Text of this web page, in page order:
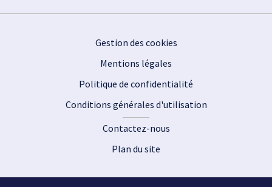
Gestion des cookies
Mentions légales
Politique de confidentialité
Conditions générales d'utilisation
Contactez-nous
Plan du site